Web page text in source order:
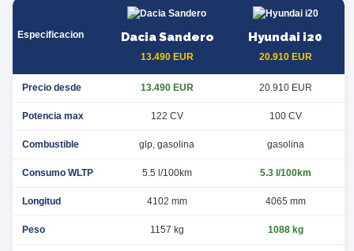
Especificacion Dacia Sandero
13.490 EUR
Hyundai i20
20.910 EUR
Precio desde 13.490 EUR 20.910 EUR
Potencia max 122 CV 100 CV
Combustible glp, gasolina gasolina
Consumo WLTP 5.5 l/100km 5.3 l/100km
Longitud 4102 mm 4065 mm
Peso 1157 kg 1088 kg